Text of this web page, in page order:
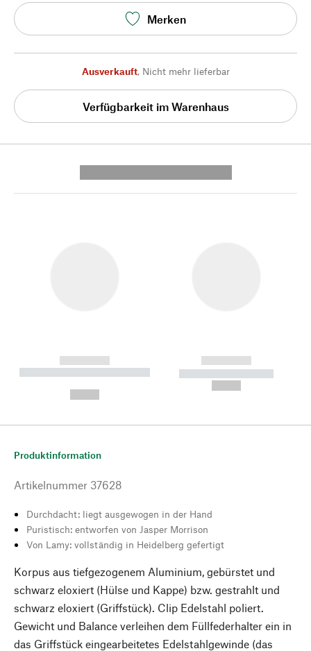
Merken
Ausverkauft, Nicht mehr lieferbar
Verfügbarkeit im Warenhaus
------------
----------- ----------- --------
------------
----------- -----------
Produktinformation
Artikelnummer 37628
Durchdacht: liegt ausgewogen in der Hand
Puristisch: entworfen von Jasper Morrison
Von Lamy: vollständig in Heidelberg gefertigt
Korpus aus tiefgezogenem Aluminium, gebürstet und
schwarz eloxiert (Hülse und Kappe) bzw. gestrahlt und
schwarz eloxiert (Griffstück). Clip Edelstahl poliert.
Gewicht und Balance verleihen dem Füllfederhalter ein in
das Griffstück eingearbeitetes Edelstahlgewinde (das